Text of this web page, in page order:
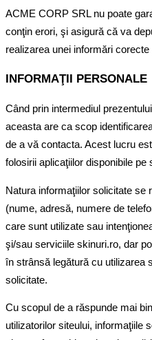
ACME CORP SRL nu poate
conţin erori, şi asigură că va
realizarea unei informări
INFORMAŢII PERSONALE
Când prin intermediul
aceasta are ca scop
de a vă contacta. Acest lucru
folosirii aplicaţiilor disponibile pe
Natura informaţiilor solicitate se
(nume, adresă, numere de
care sunt utilizate sau
şi/sau serviciile skinuri.ro, dar
în strânsă legătură cu utilizarea
solicitate.
Cu scopul de a răspunde mai
utilizatorilor siteului, informaţiile